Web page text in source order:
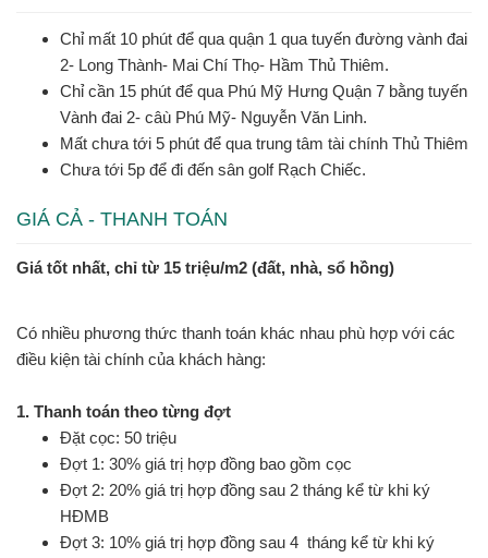
Chỉ mất 10 phút để qua quận 1 qua tuyến đường vành đai
2- Long Thành- Mai Chí Thọ- Hầm Thủ Thiêm.
Chỉ cần 15 phút để qua Phú Mỹ Hưng Quận 7 bằng tuyến
Vành đai 2- câù Phú Mỹ- Nguyễn Văn Linh.
Mất chưa tới 5 phút để qua trung tâm tài chính Thủ Thiêm
Chưa tới 5p để đi đến sân golf Rạch Chiếc.
GIÁ CẢ - THANH TOÁN
Giá tốt nhất, chỉ từ 15 triệu/m2 (đất, nhà, sổ hồng)
Có nhiều phương thức thanh toán khác nhau phù hợp với các
điều kiện tài chính của khách hàng:
1. Thanh toán theo từng đợt
Đặt cọc: 50 triệu
Đợt 1: 30% giá trị hợp đồng bao gồm cọc
Đợt 2: 20% giá trị hợp đồng sau 2 tháng kể từ khi ký
HĐMB
Đợt 3: 10% giá trị hợp đồng sau 4 tháng kể từ khi ký